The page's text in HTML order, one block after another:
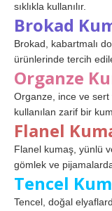
sıklıkla kullanılır.
Brokad
Brokad, kabartmalı
ürünlerinde tercih
Organze
Organze, ince ve sert
kullanılan zarif bir
Flanel
Flanel kumaş, yünlü
gömlek ve
Tencel
Tencel, doğal